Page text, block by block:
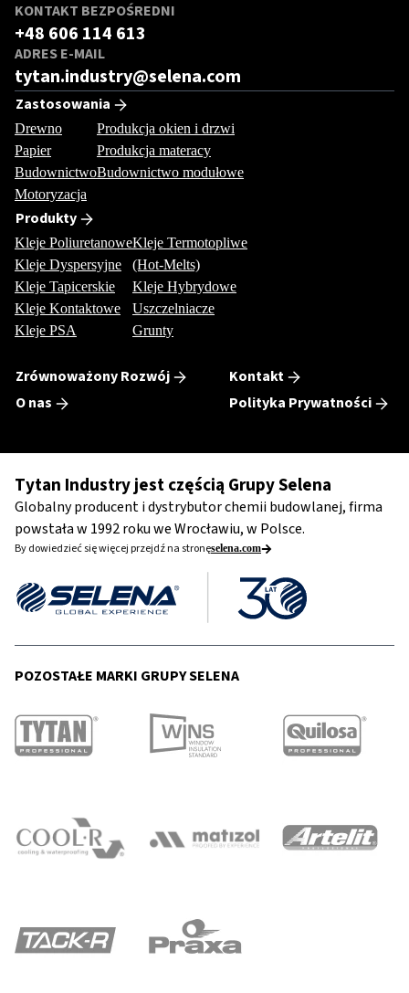
KONTAKT BEZPOŚREDNI
+48 606 114 613
ADRES E-MAIL
tytan.industry@selena.com
Zastosowania
Drewno
Papier
Budownictwo
Motoryzacja
Produkcja okien i drzwi
Produkcja materacy
Budownictwo modułowe
Produkty
Kleje Poliuretanowe
Kleje Dyspersyjne
Kleje Tapicerskie
Kleje Kontaktowe
Kleje PSA
Kleje Termotopliwe
(Hot-Melts)
Kleje Hybrydowe
Uszczelniacze
Grunty
Zrównoważony Rozwój
O nas
Kontakt
Polityka Prywatności
Tytan Industry jest częścią Grupy Selena
Globalny producent i dystrybutor chemii budowlanej, firma
powstała w 1992 roku we Wrocławiu, w Polsce.
By dowiedzieć się więcej przejdź na stronęselena.com
POZOSTAŁE MARKI GRUPY SELENA